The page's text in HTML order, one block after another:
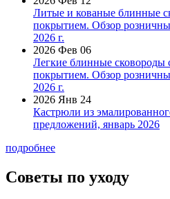
Литые и кованые блинные
покрытием. Обзор
2026 г.
2026 Фев 06
Легкие блинные сковороды
покрытием. Обзор
2026 г.
2026 Янв 24
Кастрюли из
предложений, январь 2026
подробнее
Советы по уходу